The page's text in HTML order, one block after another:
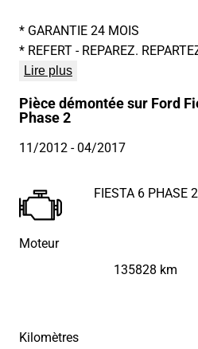
* GARANTIE 24 MOIS
* REFERT - REPAREZ.
Lire plus
Pièce démontée sur Ford
Phase 2
11/2012- 04/2017
Moteur
FIESTA 6 PHASE
Kilomètres
135828 km